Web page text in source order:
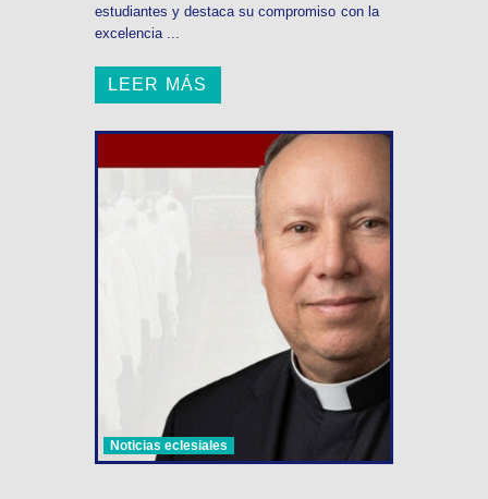
estudiantes y destaca su compromiso con la
excelencia ...
LEER MÁS
Noticias eclesiales